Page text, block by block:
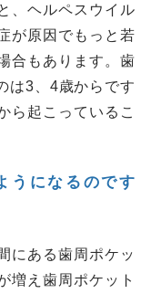
、ヘルペスウイル
が原因でもっと若
合もあります。歯
は3、4歳からです
ら起こっているこ
うになるのです
にある歯周ポケッ
増え歯周ポケット